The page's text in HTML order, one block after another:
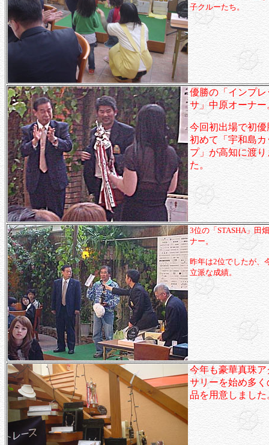
子クルーたち。
優勝の「インプレ
サ」中原オーナー
今回初出場で初優
初めて「宇和島カ
プ」が高知に渡り
た。
3位の「STASHA」田
ナー。
昨年は2位でしたが、
立派な成績。
今年も豪華真珠ア
サリーを始め多く
品を用意しました